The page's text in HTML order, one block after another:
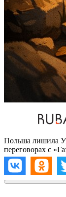
Польша лишила
переговорах с